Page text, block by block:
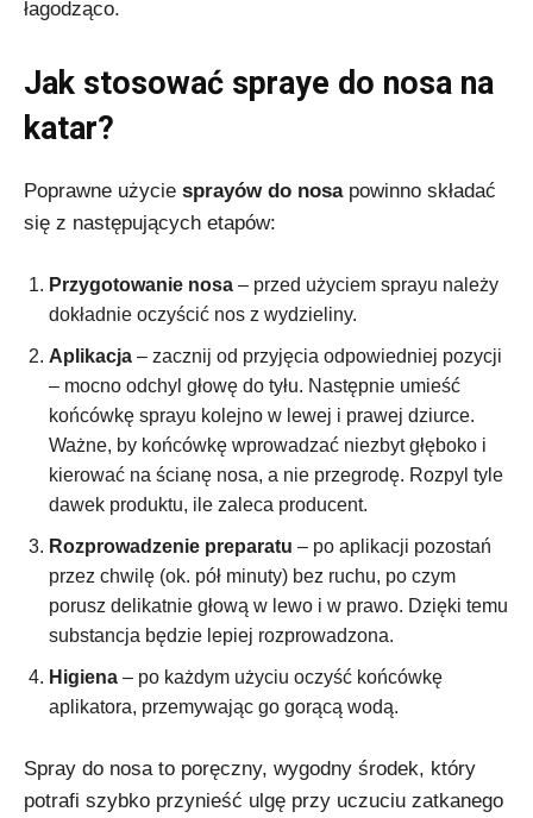
łagodząco.
Jak stosować spraye do nosa na
katar?
Poprawne użycie sprayów do nosapowinno składać
się z następujących etapów:
Przygotowanie nosa – przed użyciem sprayu należy
dokładnie oczyścić nos z wydzieliny.
Aplikacja – zacznij od przyjęcia odpowiedniej pozycji
– mocno odchyl głowę do tyłu. Następnie umieść
końcówkę sprayu kolejno w lewej i prawej dziurce.
Ważne, by końcówkę wprowadzać niezbyt głęboko i
kierować na ścianę nosa, a nie przegrodę. Rozpyl tyle
dawek produktu, ile zaleca producent.
Rozprowadzenie preparatu – po aplikacji pozostań
przez chwilę (ok. pół minuty) bez ruchu, po czym
porusz delikatnie głową w lewo i w prawo. Dzięki temu
substancja będzie lepiej rozprowadzona.
Higiena – po każdym użyciu oczyść końcówkę
aplikatora, przemywając go gorącą wodą.
Spray do nosa to poręczny, wygodny środek, który
potrafi szybko przynieść ulgę przy uczuciu zatkanego